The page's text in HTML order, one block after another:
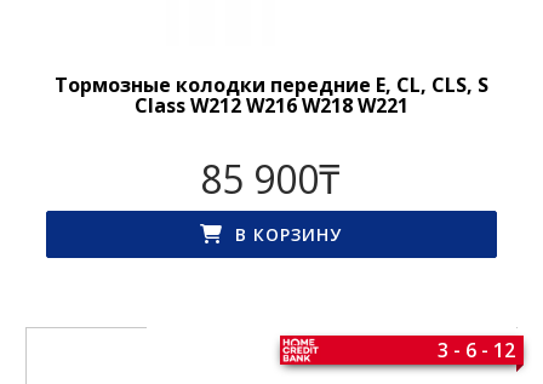
Тормозные колодки передние E, CL, CLS, S
Class W212 W216 W218 W221
85 900₸
В КОРЗИНУ
3 - 6 - 12